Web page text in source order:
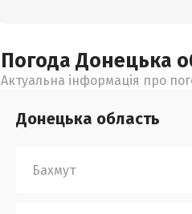
Погода Донецька
Актуальна інформація про
Донецька область
Бахмут